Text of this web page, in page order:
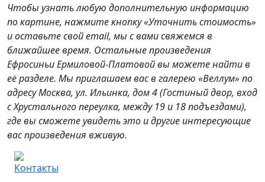
Чтобы узнать любую дополнительную информацию
по картине, нажмите кнопку «Уточнить стоимость»
и оставьте свой email, мы с вами свяжемся в
ближайшее время. Остальные произведения
Ефросиньи Ермиловой-Платовой вы можете найти в
её разделе. Мы приглашаем вас в галерею «Веллум» по
адресу Москва, ул. Ильинка, дом 4 (Гостиный двор, вход
с Хрустального переулка, между 19 и 18 подъездами),
где вы сможете увидеть это и другие интересующие
вас произведения вживую.
Контакты